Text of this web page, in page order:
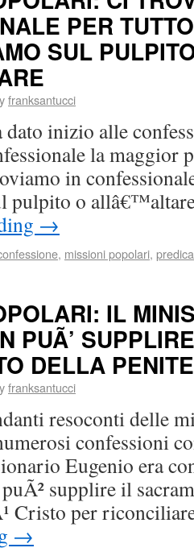
PER
SUL
franksantucci
dato inizio alle
la maggior
in
pulpito o
→
, missioni popolari,
IL
PUÃ’
DELLA
franksantucci
resoconti delle
confessioni
Eugenio era
supplire il
Cristo per
→